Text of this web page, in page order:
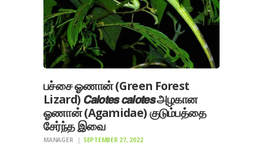
பச்சை ஓணான் (Green Forest
Lizard) 𝘾𝙖𝙡𝙤𝙩𝙚𝙨 𝙘𝙖𝙡𝙤𝙩𝙚𝙨 அழகான
ஓணான் (Agamidae) குடும்பத்தை
சேர்ந்த இவை
MANAGER SEPTEMBER 27, 2022